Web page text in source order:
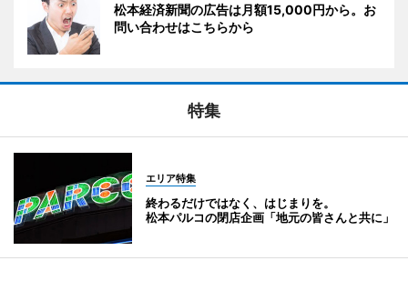
松本経済新聞の広告は月額15,000円から。お
問い合わせはこちらから
特集
エリア特集
終わるだけではなく、はじまりを。
松本パルコの閉店企画「地元の皆さんと共に」